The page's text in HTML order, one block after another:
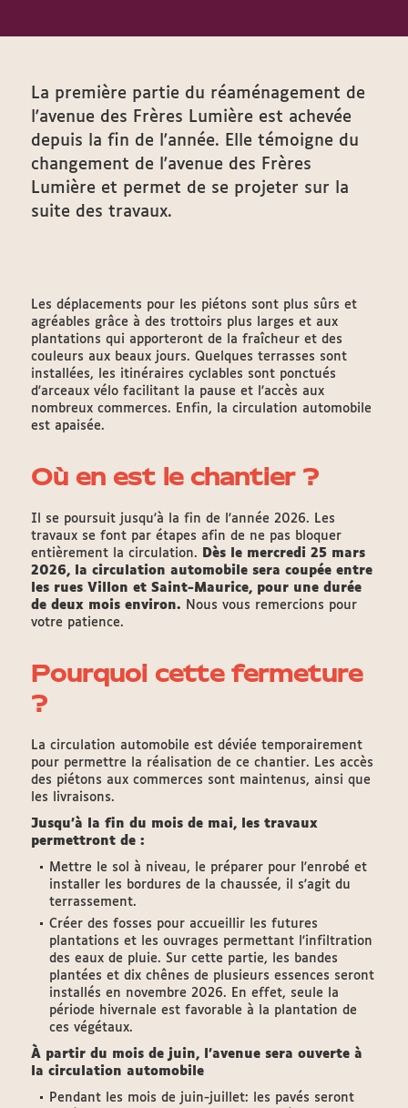
La première partie du réaménagement de
l'avenue des Frères Lumière est achevée
depuis la fin de l'année. Elle témoigne du
changement de l'avenue des Frères
Lumière et permet de se projeter sur la
suite des travaux.
Les déplacements pour les piétons sont plus sûrs et
agréables grâce à des trottoirs plus larges et aux
plantations qui apporteront de la fraîcheur et des
couleurs aux beaux jours. Quelques terrasses sont
installées, les itinéraires cyclables sont ponctués
d'arceaux vélo facilitant la pause et l'accès aux
nombreux commerces. Enfin, la circulation automobile
est apaisée.
Où en est le chantier ?
Il se poursuit jusqu'à la fin de l'année 2026. Les
travaux se font par étapes afin de ne pas bloquer
entièrement la circulation.
Dès le mercredi 25 mars
2026, la circulation automobile sera coupée entre
les rues Villon et Saint-Maurice, pour une durée
de deux mois environ. Nous vous remercions pour
votre patience.
Pourquoi cette fermeture
?
La circulation automobile est déviée temporairement
pour permettre la réalisation de ce chantier. Les accès
des piétons aux commerces sont maintenus, ainsi que
les livraisons.
Jusqu'à la fin du mois de mai, les travaux
permettront de :
Mettre le sol à niveau, le préparer pour l'enrobé et
installer les bordures de la chaussée, il s'agit du
terrassement.
Créer des fosses pour accueillir les futures
plantations et les ouvrages permettant l'infiltration
des eaux de pluie. Sur cette partie, les bandes
plantées et dix chênes de plusieurs essences seront
installés en novembre 2026. En effet, seule la
période hivernale est favorable à la plantation de
ces végétaux.
À partir du mois de juin, l'avenue sera ouverte à
la circulation automobile
Pendant les mois de juin-juillet: les pavés seront